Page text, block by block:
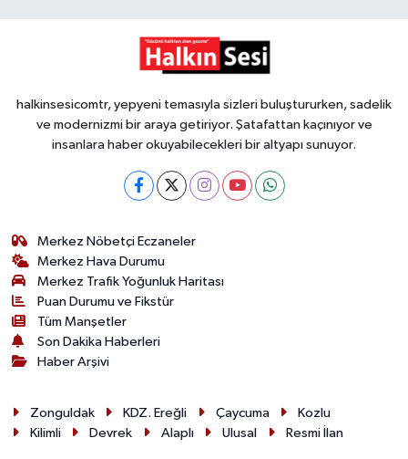
halkinsesicomtr, yepyeni temasıyla sizleri buluştururken, sadelik
ve modernizmi bir araya getiriyor. Şatafattan kaçınıyor ve
insanlara haber okuyabilecekleri bir altyapı sunuyor.
Merkez Nöbetçi Eczaneler
Merkez Hava Durumu
Merkez Trafik Yoğunluk Haritası
Puan Durumu ve Fikstür
Tüm Manşetler
Son Dakika Haberleri
Haber Arşivi
Zonguldak KDZ. Ereğli Çaycuma
Kozlu
Kilimli
Devrek Alaplı Ulusal Resmi İlan